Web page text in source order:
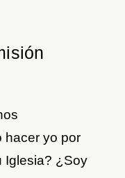
hacer yo por
Iglesia? ¿Soy